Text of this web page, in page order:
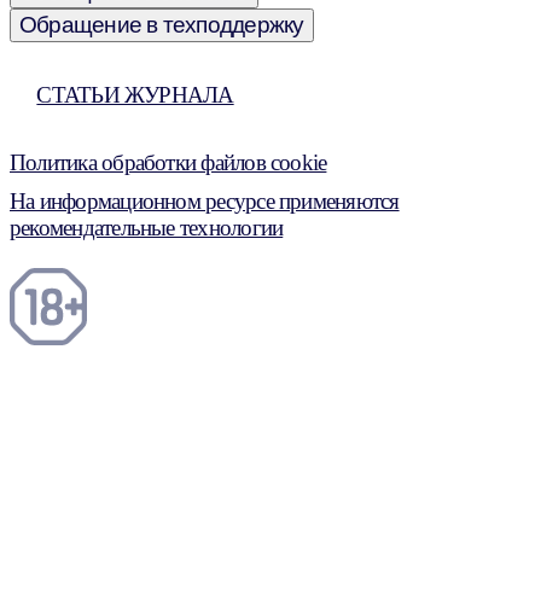
Обращение в техподдержку
СТАТЬИ ЖУРНАЛА
Политика обработки файлов cookie
На информационном ресурсе применяются
рекомендательные технологии